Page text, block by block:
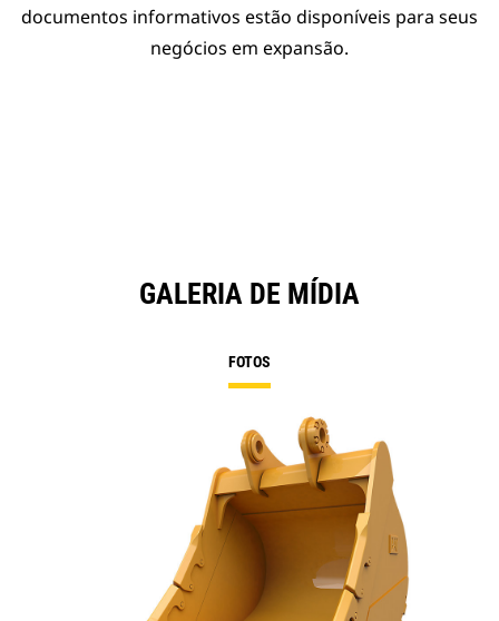
documentos informativos estão disponíveis para seus
negócios em expansão.
GALERIA DE MÍDIA
FOTOS